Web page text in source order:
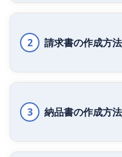
2 請求書の作成方法
3 納品書の作成方法